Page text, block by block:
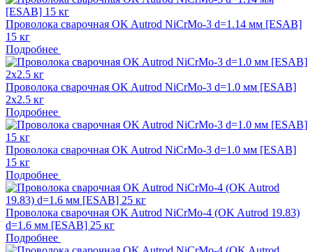
Проволока сварочная OK Autrod NiCrMo-3 d=1.14 мм [ESAB]
15 кг
Подробнее
Проволока сварочная OK Autrod NiCrMo-3 d=1.0 мм [ESAB]
2х2.5 кг
Подробнее
Проволока сварочная OK Autrod NiCrMo-3 d=1.0 мм [ESAB]
15 кг
Подробнее
Проволока сварочная OK Autrod NiCrMo-4 (OK Autrod 19.83)
d=1.6 мм [ESAB] 25 кг
Подробнее